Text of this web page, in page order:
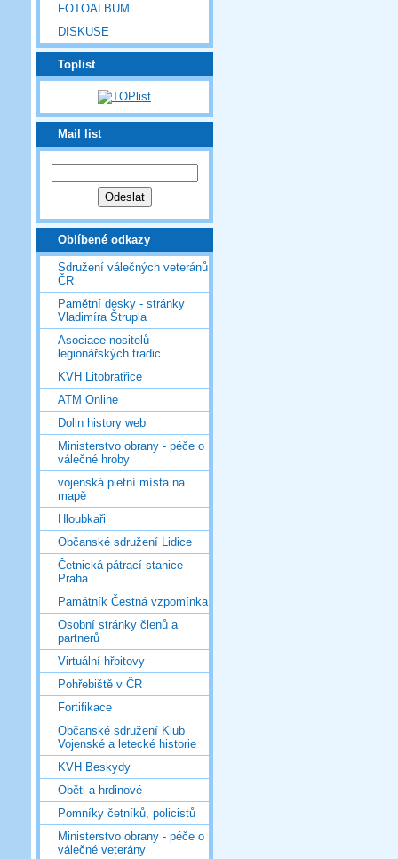
FOTOALBUM
DISKUSE
Toplist
Mail list
Oblíbené odkazy
Sdružení válečných veteránů
ČR
Pamětní desky - stránky
Vladimíra Štrupla
Asociace nositelů
legionářských tradic
KVH Litobratřice
ATM Online
Dolin history web
Ministerstvo obrany - péče o
válečné hroby
vojenská pietní místa na
mapě
Hloubkaři
Občanské sdružení Lidice
Četnická pátrací stanice
Praha
Památník Čestná vzpomínka
Osobní stránky členů a
partnerů
Virtuální hřbitovy
Pohřebiště v ČR
Fortifikace
Občanské sdružení Klub
Vojenské a letecké historie
KVH Beskydy
Oběti a hrdinové
Pomníky četníků, policistů
Ministerstvo obrany - péče o
válečné veterány